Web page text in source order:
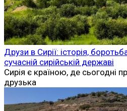
Друзи в Сирії: історія,
сучасній сирійській державі
Сирія є країною, де сьогодні
друзька